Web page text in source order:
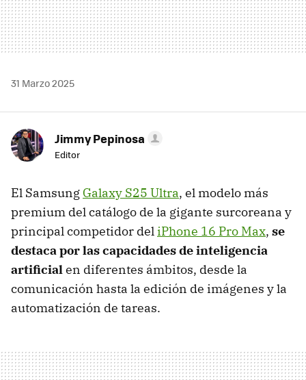
31 Marzo 2025
Jimmy Pepinosa
Editor
El Samsung Galaxy S25 Ultra, el modelo más
premium del catálogo de la gigante surcoreana y
principal competidor deliPhone 16 Pro Max, se
destaca por las capacidades de inteligencia
artificialen diferentes ámbitos, desde la
comunicación hasta la edición de imágenes y la
automatización de tareas.